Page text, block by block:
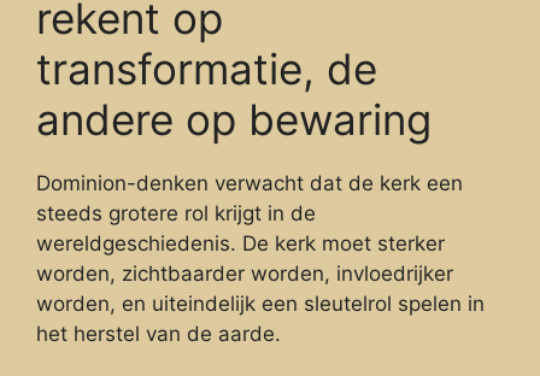
rekent op
transformatie, de
andere op bewaring
Dominion-denken verwacht dat de kerk een
steeds grotere rol krijgt in de
wereldgeschiedenis. De kerk moet sterker
worden, zichtbaarder worden, invloedrijker
worden, en uiteindelijk een sleutelrol spelen in
het herstel van de aarde.